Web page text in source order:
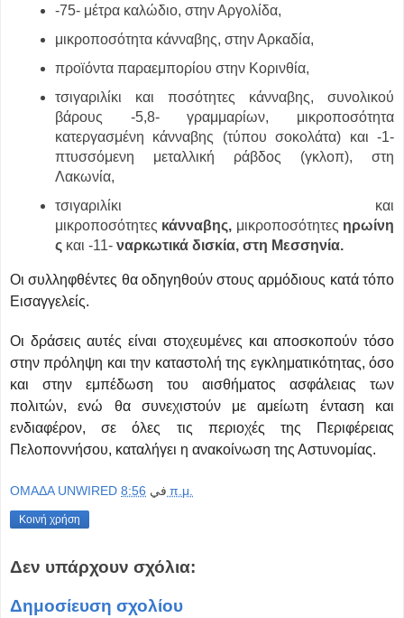
-75- μέτρα καλώδιο, στην Αργολίδα,
μικροποσότητα κάνναβης, στην Αρκαδία,
προϊόντα παραεμπορίου στην Κορινθία,
τσιγαριλίκι και ποσότητες κάνναβης, συνολικού
βάρους -5,8- γραμμαρίων, μικροποσότητα
κατεργασμένη κάνναβης (τύπου σοκολάτα) και -1-
πτυσσόμενη μεταλλική ράβδος (γκλοπ), στη
Λακωνία,
τσιγαριλίκι και
μικροποσότητες κάνναβης, μικροποσότητες ηρωίνη
ς και -11- ναρκωτικά δισκία, στη Μεσσηνία.
Οι συλληφθέντες θα οδηγηθούν στους αρμόδιους κατά τόπο
Εισαγγελείς.
Οι δράσεις αυτές είναι στοχευμένες και αποσκοπούν τόσο
στην πρόληψη και την καταστολή της εγκληματικότητας, όσο
και στην εμπέδωση του αισθήματος ασφάλειας των
πολιτών, ενώ θα συνεχιστούν με αμείωτη ένταση και
ενδιαφέρον, σε όλες τις περιοχές της Περιφέρειας
Πελοποννήσου, καταλήγει η ανακοίνωση της Αστυνομίας.
OMAΔΑ UNWIRED في 8:56 π.μ.
Κοινή χρήση
Δεν υπάρχουν σχόλια:
Δημοσίευση σχολίου